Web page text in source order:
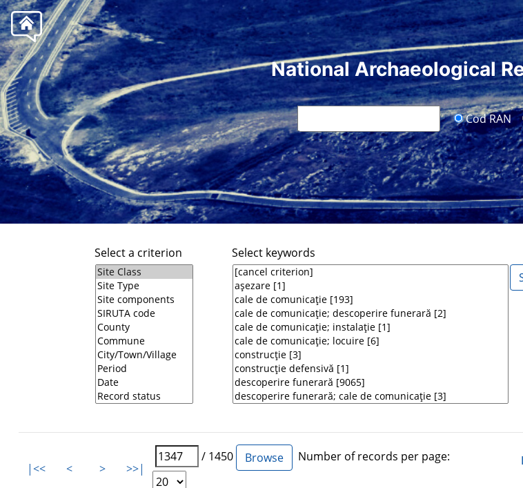
National Archaeological
Cod RAN
Select a criterion Select keywords
|<< < > >>|
/ 1450 Number of records per page: